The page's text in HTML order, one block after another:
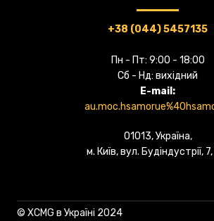
+38 (044) 5457135
Пн - Пт: 9:00 - 18:00
Сб - Нд: вихідний
E-mail:
01013, Україна,
м. Київ, вул. Будіндустрії,
© XCMG в Україні 2024